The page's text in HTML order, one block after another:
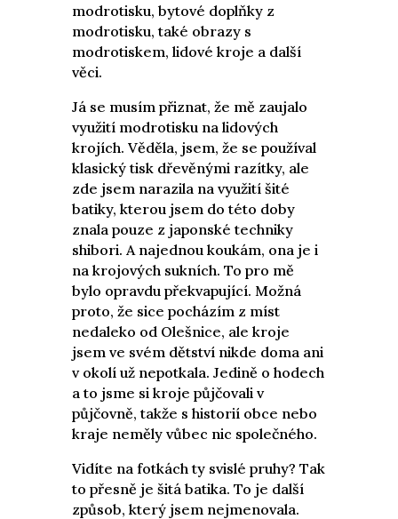
modrotisku, bytové doplňky z
modrotisku, také obrazy s
modrotiskem, lidové kroje a další
věci.
Já se musím přiznat, že mě zaujalo
využití modrotisku na lidových
krojích. Věděla, jsem, že se používal
klasický tisk dřevěnými razítky, ale
zde jsem narazila na využití šité
batiky, kterou jsem do této doby
znala pouze z japonské techniky
shibori. A najednou koukám, ona je i
na krojových sukních. To pro mě
bylo opravdu překvapující. Možná
proto, že sice pocházím z míst
nedaleko od Olešnice, ale kroje
jsem ve svém dětství nikde doma ani
v okolí už nepotkala. Jedině o hodech
a to jsme si kroje půjčovali v
půjčovně, takže s historií obce nebo
kraje neměly vůbec nic společného.
Vidíte na fotkách ty svislé pruhy? Tak
to přesně je šitá batika. To je další
způsob, který jsem nejmenovala.